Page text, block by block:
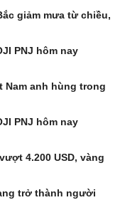
giảm mưa từ chiều,
PNJ hôm nay
Nam anh hùng trong
PNJ hôm nay
4.200 USD, vàng
trở thành người